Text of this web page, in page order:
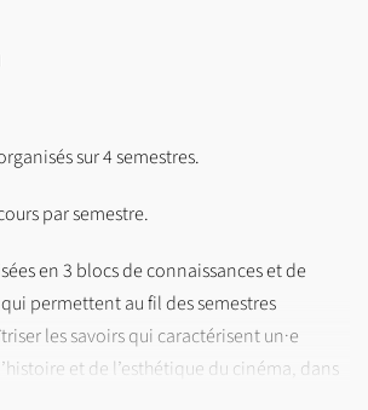
sur 4 semestres.
par semestre.
en 3 blocs de connaissances et de
permettent au fil des semestres
les savoirs qui caractérisent un·e
et de l’esthétique du cinéma, dans